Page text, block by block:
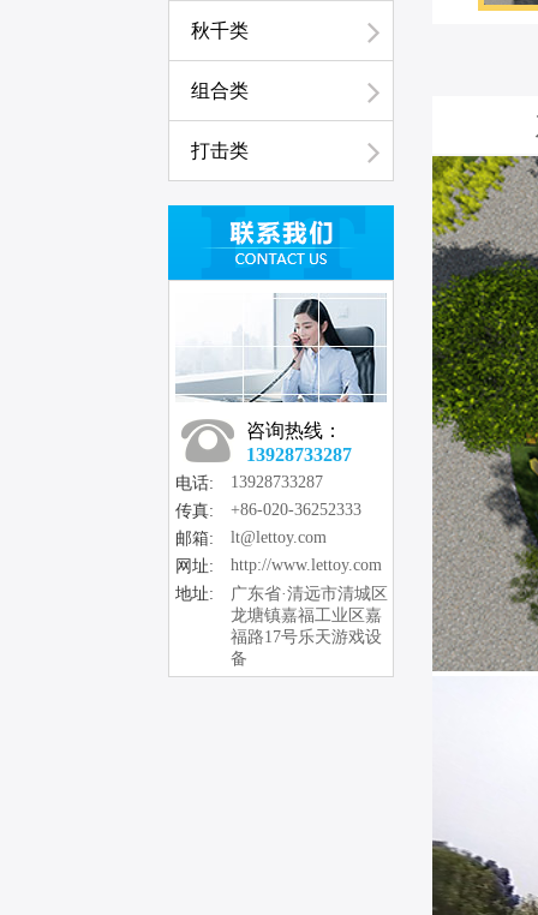
秋千类
组合类
打击类
咨询热线：
13928733287
电话:
13928733287
传真:
+86-020-36252333
邮箱:
lt@lettoy.com
网址:
http://www.lettoy.com
地址:
广东省·清远市清城区
龙塘镇嘉福工业区嘉
福路17号乐天游戏设
备